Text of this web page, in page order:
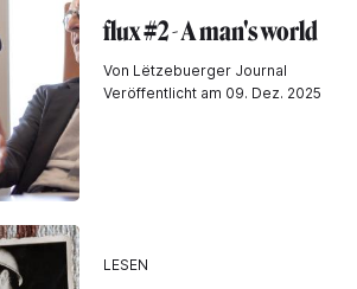
flux #2 - A man's world
Von Lëtzebuerger Journal
Veröffentlicht am 09. Dez. 2025
LESEN